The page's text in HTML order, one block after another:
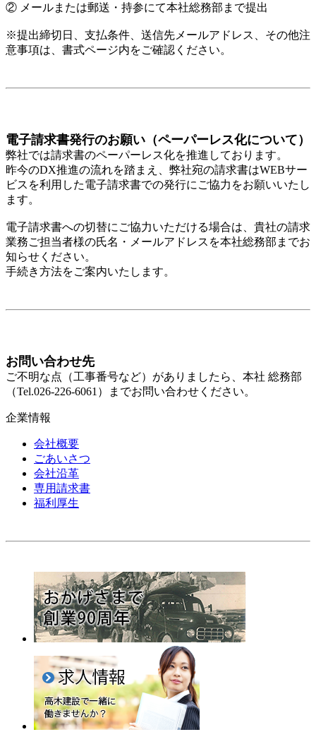
② メールまたは郵送・持参にて本社総務部まで提出
※提出締切日、支払条件、送信先メールアドレス、その他注
意事項は、書式ページ内をご確認ください。
電子請求書発行のお願い（ペーパーレス化について）
弊社では請求書のペーパーレス化を推進しております。
昨今のDX推進の流れを踏まえ、弊社宛の請求書はWEBサー
ビスを利用した電子請求書での発行にご協力をお願いいたし
ます。
電子請求書への切替にご協力いただける場合は、貴社の請求
業務ご担当者様の氏名・メールアドレスを本社総務部までお
知らせください。
手続き方法をご案内いたします。
お問い合わせ先
ご不明な点（工事番号など）がありましたら、本社 総務部
（Tel.026-226-6061）までお問い合わせください。
企業情報
会社概要
ごあいさつ
会社沿革
専用請求書
福利厚生